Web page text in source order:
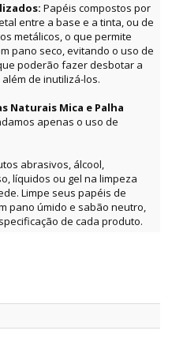
Papéis compostos por
entre a base e a tinta, ou de
metálicos, o que permite
pano seco, evitando o uso de
poderão fazer desbotar a
de inutilizá-los.
Naturais Mica e Palha
apenas o uso de
abrasivos, álcool,
líquidos ou gel na limpeza
Limpe seus papéis de
pano úmido e sabão neutro,
de cada produto.